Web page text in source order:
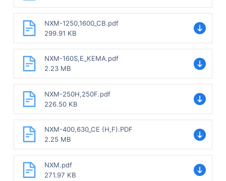
NXM-1250,1600_CB.pdf
299.91 KB
NXM-160S,E_KEMA.pdf
2.23 MB
NXM-250H,250F.pdf
226.50 KB
NXM-400,630_CE (H,F).PDF
2.25 MB
NXM.pdf
271.97 KB